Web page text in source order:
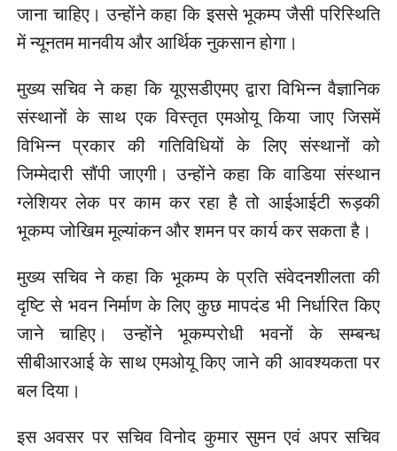
जाना चाहिए। उन्होंने कहा कि इससे भूकम्प जैसी परिस्थिति
में न्यूनतम मानवीय और आर्थिक नुकसान होगा।
मुख्य सचिव ने कहा कि यूएसडीएमए द्वारा विभिन्न वैज्ञानिक
संस्थानों के साथ एक विस्तृत एमओयू किया जाए जिसमें
विभिन्न प्रकार की गतिविधियों के लिए संस्थानों को
जिम्मेदारी सौंपी जाएगी। उन्होंने कहा कि वाडिया संस्थान
ग्लेशियर लेक पर काम कर रहा है तो आईआईटी रूड़की
भूकम्प जोखिम मूल्यांकन और शमन पर कार्य कर सकता है।
मुख्य सचिव ने कहा कि भूकम्प के प्रति संवेदनशीलता की
दृष्टि से भवन निर्माण के लिए कुछ मापदंड भी निर्धारित किए
जाने चाहिए। उन्होंने भूकम्परोधी भवनों के सम्बन्ध
सीबीआरआई के साथ एमओयू किए जाने की आवश्यकता पर
बल दिया।
इस अवसर पर सचिव विनोद कुमार सुमन एवं अपर सचिव